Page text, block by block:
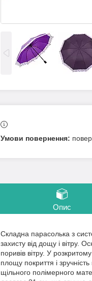
Опис
Складна парасолька з
захисту від дощу і вітру.
поривів вітру. У
площу покриття і
щільного полімерного